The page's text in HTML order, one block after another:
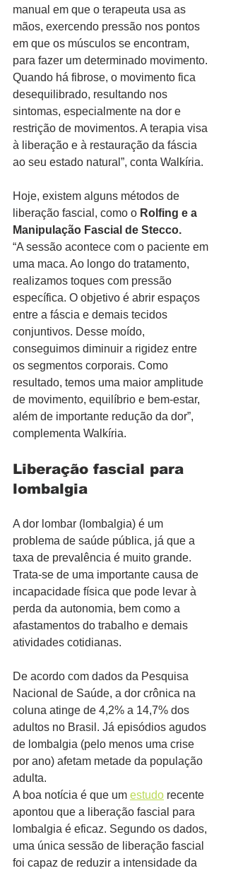
manual em que o terapeuta usa as
mãos, exercendo pressão nos pontos
em que os músculos se encontram,
para fazer um determinado movimento.
Quando há fibrose, o movimento fica
desequilibrado, resultando nos
sintomas, especialmente na dor e
restrição de movimentos. A terapia visa
à liberação e à restauração da fáscia
ao seu estado natural”, conta Walkíria.
Hoje, existem alguns métodos de
liberação fascial, como o Rolfing e a
Manipulação Fascial de Stecco.
“A sessão acontece com o paciente em
uma maca. Ao longo do tratamento,
realizamos toques com pressão
específica. O objetivo é abrir espaços
entre a fáscia e demais tecidos
conjuntivos. Desse moído,
conseguimos diminuir a rigidez entre
os segmentos corporais. Como
resultado, temos uma maior amplitude
de movimento, equilíbrio e bem-estar,
além de importante redução da dor”,
complementa Walkíria.
Liberação fascial para
lombalgia
A dor lombar (lombalgia) é um
problema de saúde pública, já que a
taxa de prevalência é muito grande.
Trata-se de uma importante causa de
incapacidade física que pode levar à
perda da autonomia, bem como a
afastamentos do trabalho e demais
atividades cotidianas.
De acordo com dados da Pesquisa
Nacional de Saúde, a dor crônica na
coluna atinge de 4,2% a 14,7% dos
adultos no Brasil. Já episódios agudos
de lombalgia (pelo menos uma crise
por ano) afetam metade da população
adulta.
A boa notícia é que um estudo recente
apontou que a liberação fascial para
lombalgia é eficaz. Segundo os dados,
uma única sessão de liberação fascial
foi capaz de reduzir a intensidade da